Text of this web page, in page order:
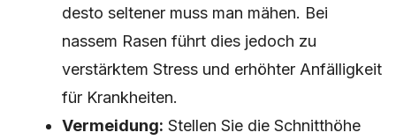
desto seltener muss man mähen. Bei
nassem Rasen führt dies jedoch zu
verstärktem Stress und erhöhter Anfälligkeit
für Krankheiten.
Vermeidung: Stellen Sie die Schnitthöhe